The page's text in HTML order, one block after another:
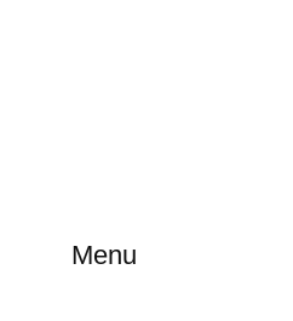
Menu